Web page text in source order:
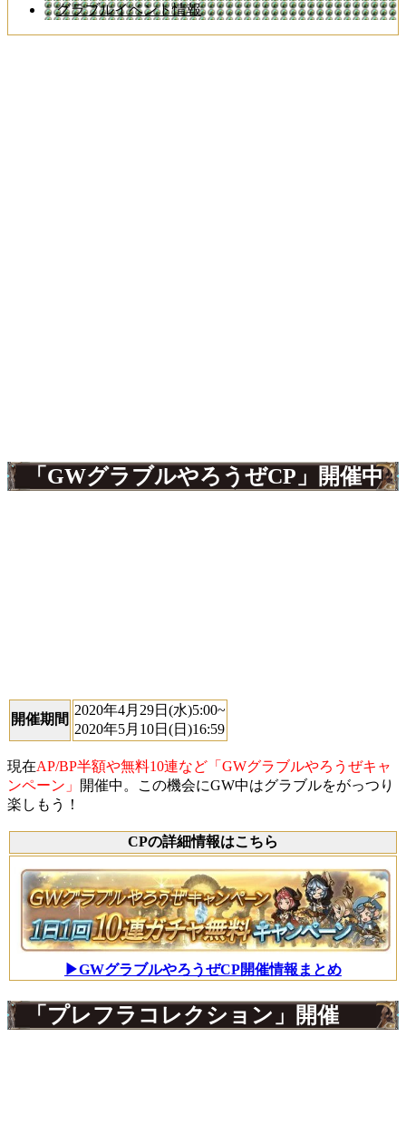
グラブルイベント情報
「GWグラブルやろうぜCP」開催中
開催期間
2020年4月29日(水)5:00~
2020年5月10日(日)16:59
現在AP/BP半額や無料10連など「GWグラブルやろうぜキャ
ンペーン」
開催中。この機会にGW中はグラブルをがっつり
楽しもう！
CPの詳細情報はこちら
▶GWグラブルやろうぜCP開催情報まとめ
「プレフラコレクション」開催